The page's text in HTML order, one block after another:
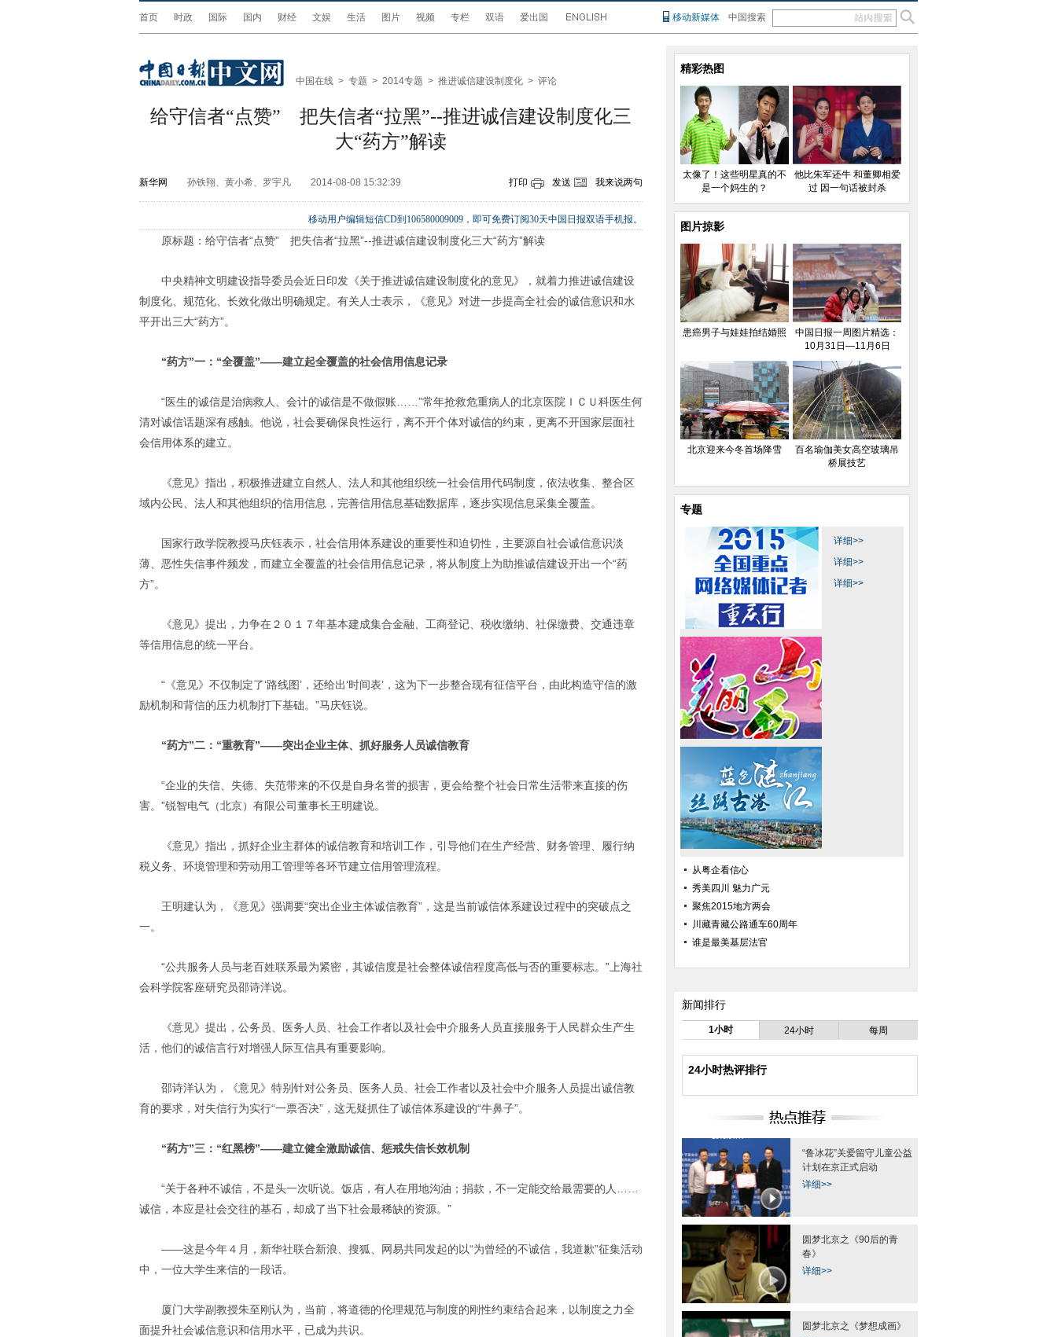
首页 时政 国际 国内 财经 文娱 生活 图片 视频 专栏 双语 爱出国 移动新媒体 中国搜索
中国在线 > 专题 > 2014专题 > 推进诚信建设制度化 > 评论
给守信者“点赞” 把失信者“拉黑”--推进诚信建设制度化三
大“药方”解读
新华网 孙铁翔、黄小希、罗宇凡 2014-08-08 15:32:39 打印 发送 我来说两句
移动用户编辑短信CD到106580009009，即可免费订阅30天中国日报双语手机报。
原标题：给守信者“点赞” 把失信者“拉黑”--推进诚信建设制度化三大“药方”解读
中央精神文明建设指导委员会近日印发《关于推进诚信建设制度化的意见》，就着力推进诚信建设
制度化、规范化、长效化做出明确规定。有关人士表示，《意见》对进一步提高全社会的诚信意识和水
平开出三大“药方”。
“药方”一：“全覆盖”——建立起全覆盖的社会信用信息记录
“医生的诚信是治病救人、会计的诚信是不做假账……”常年抢救危重病人的北京医院ＩＣＵ科医生何
清对诚信话题深有感触。他说，社会要确保良性运行，离不开个体对诚信的约束，更离不开国家层面社
会信用体系的建立。
《意见》指出，积极推进建立自然人、法人和其他组织统一社会信用代码制度，依法收集、整合区
域内公民、法人和其他组织的信用信息，完善信用信息基础数据库，逐步实现信息采集全覆盖。
国家行政学院教授马庆钰表示，社会信用体系建设的重要性和迫切性，主要源自社会诚信意识淡
薄、恶性失信事件频发，而建立全覆盖的社会信用信息记录，将从制度上为助推诚信建设开出一个“药
方”。
《意见》提出，力争在２０１７年基本建成集合金融、工商登记、税收缴纳、社保缴费、交通违章
等信用信息的统一平台。
“《意见》不仅制定了‘路线图’，还给出‘时间表’，这为下一步整合现有征信平台，由此构造守信的激
励机制和背信的压力机制打下基础。”马庆钰说。
“药方”二：“重教育”——突出企业主体、抓好服务人员诚信教育
“企业的失信、失德、失范带来的不仅是自身名誉的损害，更会给整个社会日常生活带来直接的伤
害。”锐智电气（北京）有限公司董事长王明建说。
《意见》指出，抓好企业主群体的诚信教育和培训工作，引导他们在生产经营、财务管理、履行纳
税义务、环境管理和劳动用工管理等各环节建立信用管理流程。
王明建认为，《意见》强调要“突出企业主体诚信教育”，这是当前诚信体系建设过程中的突破点之
一。
“公共服务人员与老百姓联系最为紧密，其诚信度是社会整体诚信程度高低与否的重要标志。”上海社
会科学院客座研究员邵诗洋说。
《意见》提出，公务员、医务人员、社会工作者以及社会中介服务人员直接服务于人民群众生产生
活，他们的诚信言行对增强人际互信具有重要影响。
邵诗洋认为，《意见》特别针对公务员、医务人员、社会工作者以及社会中介服务人员提出诚信教
育的要求，对失信行为实行“一票否决”，这无疑抓住了诚信体系建设的“牛鼻子”。
“药方”三：“红黑榜”——建立健全激励诚信、惩戒失信长效机制
“关于各种不诚信，不是头一次听说。饭店，有人在用地沟油；捐款，不一定能交给最需要的人……
诚信，本应是社会交往的基石，却成了当下社会最稀缺的资源。”
——这是今年４月，新华社联合新浪、搜狐、网易共同发起的以“为曾经的不诚信，我道歉”征集活动
中，一位大学生来信的一段话。
厦门大学副教授朱至刚认为，当前，将道德的伦理规范与制度的刚性约束结合起来，以制度之力全
面提升社会诚信意识和信用水平，已成为共识。
精彩热图
太像了！这些明星真的不
是一个妈生的？
他比朱军还牛 和董卿相爱
过 因一句话被封杀
图片掠影
患癌男子与娃娃拍结婚照
中国日报一周图片精选：
10月31日—11月6日
北京迎来今冬首场降雪
百名瑜伽美女高空玻璃吊
桥展技艺
专题
详细>>
详细>>
详细>>
从粤企看信心
秀美四川 魅力广元
聚焦2015地方两会
川藏青藏公路通车60周年
谁是最美基层法官
新闻排行
1小时 24小时 每周
24小时热评排行
“鲁冰花”关爱留守儿童公益
计划在京正式启动
详细>>
圆梦北京之《90后的青
春》
详细>>
圆梦北京之《梦想成画》